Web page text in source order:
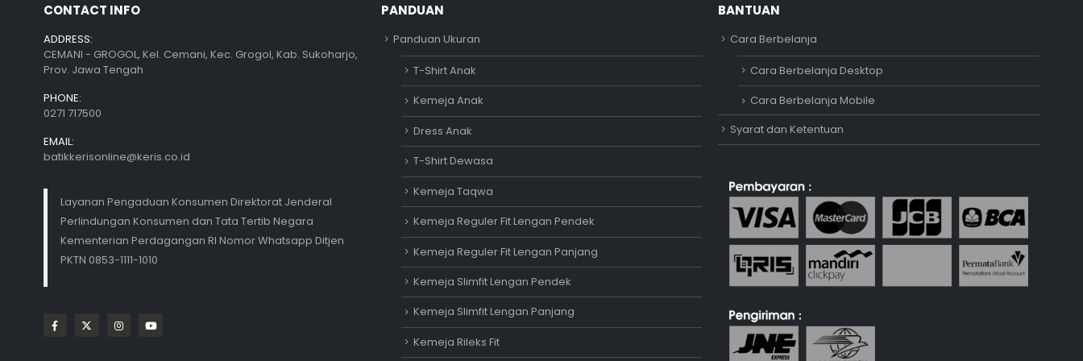
CONTACT INFO
ADDRESS:
CEMANI - GROGOL, Kel. Cemani, Kec. Grogol, Kab. Sukoharjo,
Prov. Jawa Tengah
PHONE:
0271 717500
EMAIL:
batikkerisonline@keris.co.id
Layanan Pengaduan Konsumen Direktorat Jenderal
Perlindungan Konsumen dan Tata Tertib Negara
Kementerian Perdagangan RI Nomor Whatsapp Ditjen
PKTN 0853-1111-1010
PANDUAN
Panduan Ukuran
T-Shirt Anak
Kemeja Anak
Dress Anak
T-Shirt Dewasa
Kemeja Taqwa
Kemeja Reguler Fit Lengan Pendek
Kemeja Reguler Fit Lengan Panjang
Kemeja Slimfit Lengan Pendek
Kemeja Slimfit Lengan Panjang
Kemeja Rileks Fit
BANTUAN
Cara Berbelanja
Cara Berbelanja Desktop
Cara Berbelanja Mobile
Syarat dan Ketentuan
Adipati
Online